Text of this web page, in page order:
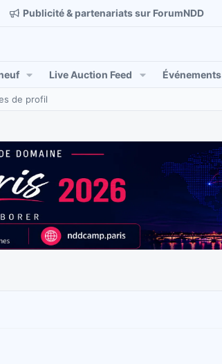
Publicité & partenariats sur ForumNDD
Live Auction Feed Événements
de profil